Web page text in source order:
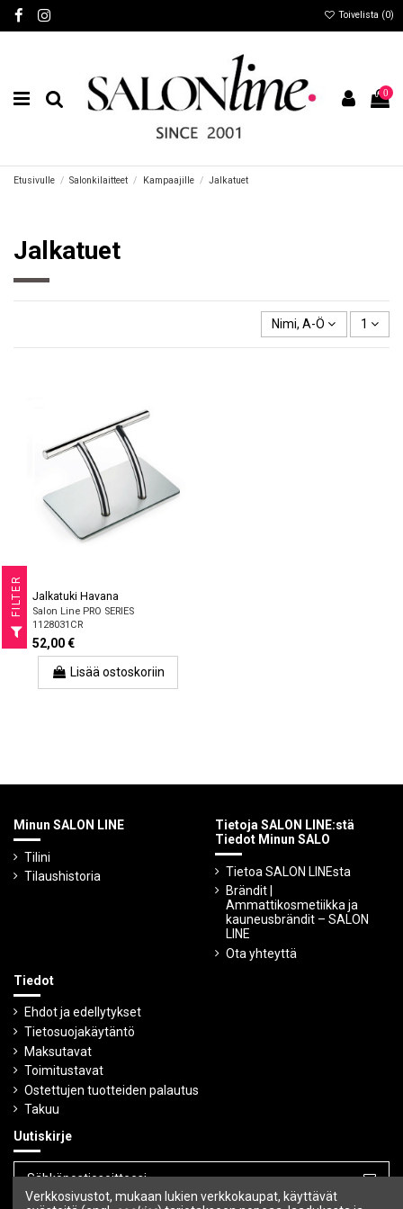
Toivelista (0)
0
Etusivulle Salonkilaitteet Kampaajille Jalkatuet
Jalkatuet
Nimi, A-Ö 1
Jalkatuki Havana
Salon Line PRO SERIES
1128031CR
52,00 €
Lisää ostoskoriin
Minun SALON LINE
Tilini
Tilaushistoria
Tietoja SALON LINE:stä
Tiedot Minun SALO
Tietoa SALON LINEsta
Brändit |
Ammattikosmetiikka ja
kauneusbrändit – SALON
LINE
Ota yhteyttä
Tiedot
Ehdot ja edellytykset
Tietosuojakäytäntö
Maksutavat
Toimitustavat
Ostettujen tuotteiden palautus
Takuu
Uutiskirje
Verkkosivustot, mukaan lukien verkkokaupat, käyttävät
R